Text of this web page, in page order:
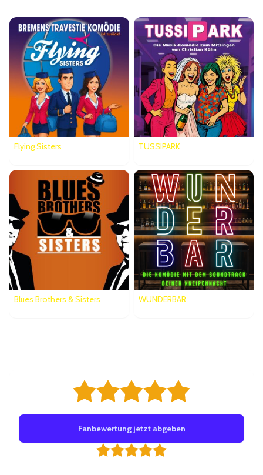
Flying Sisters TUSSIPARK
Blues Brothers & Sisters WUNDERBAR
Fanbewertung jetzt abgeben